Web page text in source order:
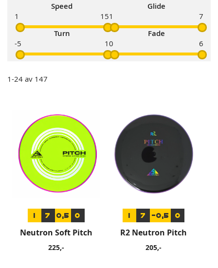
Speed
1 15
Glide
1 7
Turn
-5 1
Fade
0 6
1-24 av 147
1 7 0,5 0
Neutron Soft Pitch
225,-
1 7 -0,5 0
R2 Neutron Pitch
205,-